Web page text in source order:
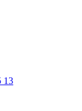
13